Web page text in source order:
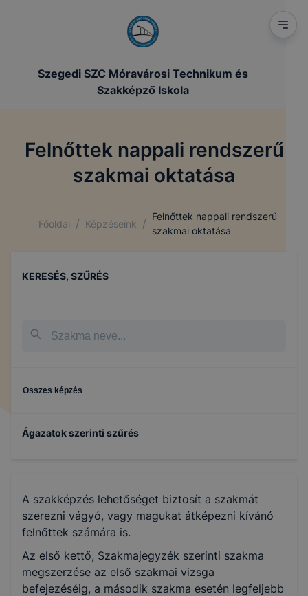
Szegedi SZC Móravárosi Technikum és
Szakképző Iskola
Felnőttek nappali rendszerű
szakmai oktatása
Főoldal / Képzéseink /
Felnőttek nappali rendszerű
szakmai oktatása
KERESÉS, SZŰRÉS
Összes képzés
Ágazatok szerinti szűrés
A szakképzés lehetőséget biztosít a szakmát
szerezni vágyó, vagy magukat átképezni kívánó
felnőttek számára is.
Az első kettő, Szakmajegyzék szerinti szakma
megszerzése az első szakmai vizsga
befejezéséig, a második szakma esetén legfeljebb